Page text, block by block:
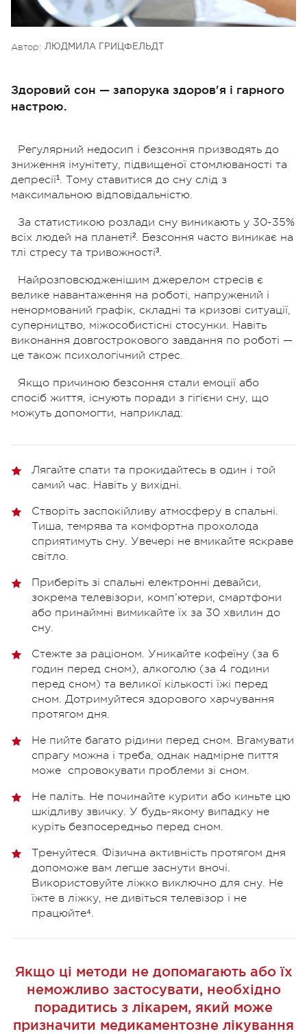
Автор: ЛЮДМИЛА ГРИЦФЕЛЬДТ
Здоровий сон — запорука здоров'я і гарного
настрою.
Регулярний недосип і безсоння призводять до
зниження імунітету, підвищеної стомлюваності та
депресії¹. Тому ставитися до сну слід з
максимальною відповідальністю.
За статистикою розлади сну виникають у 30-35%
всіх людей на планеті². Безсоння часто виникає на
тлі стресу та тривожності³.
Найрозповсюдженішим джерелом стресів є
велике навантаження на роботі, напружений і
ненормований графік, складні та кризові ситуації,
суперництво, міжособистісні стосунки. Навіть
виконання довгострокового завдання по роботі —
це також психологічний стрес.
Якщо причиною безсоння стали емоції або
спосіб життя, існують поради з гігієни сну, що
можуть допомогти, наприклад:
Лягайте спати та прокидайтесь в один і той
самий час. Навіть у вихідні.
Створіть заспокійливу атмосферу в спальні.
Тиша, темрява та комфортна прохолода
сприятимуть сну. Увечері не вмикайте яскраве
світло.
Приберіть зі спальні електронні девайси,
зокрема телевізори, комп’ютери, смартфони
або принаймні вимикайте їх за 30 хвилин до
сну.
Стежте за раціоном. Уникайте кофеїну (за 6
годин перед сном), алкоголю (за 4 години
перед сном) та великої кількості їжі перед
сном. Дотримуйтеся здорового харчування
протягом дня.
Не пийте багато рідини перед сном. Вгамувати
спрагу можна і треба, однак надмірне пиття
може спровокувати проблеми зі сном.
Не паліть. Не починайте курити або киньте цю
шкідливу звичку. У будь-якому випадку не
куріть безпосередньо перед сном.
Тренуйтеся. Фізична активність протягом дня
допоможе вам легше заснути вночі.
Використовуйте ліжко виключно для сну. Не
їжте в ліжку, не дивіться телевізор і не
працюйте⁴.
Якщо ці методи не допомагають або їх
неможливо застосувати, необхідно
порадитись з лікарем, який може
призначити медикаментозне лікування